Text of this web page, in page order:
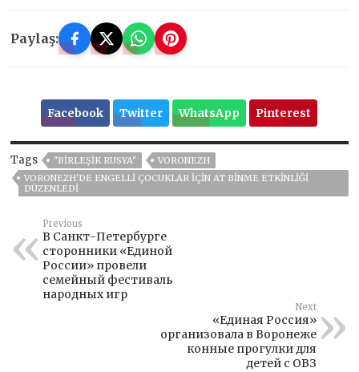
Paylaş:
Facebook Twitter WhatsApp Pinterest
Tags "BIRLEŞIK RUSYA"
VORONEZH
VORONEZH'DE ENGELLI ÇOCUKLAR IÇIN AT BINME ETKINLIĞI
DÜZENLEDI
Previous
В Санкт-Петербурге
сторонники «Единой
России» провели
семейный фестиваль
народных игр
Next
«Единая Россия»
организовала в Воронеже
конные прогулки для
детей с ОВЗ